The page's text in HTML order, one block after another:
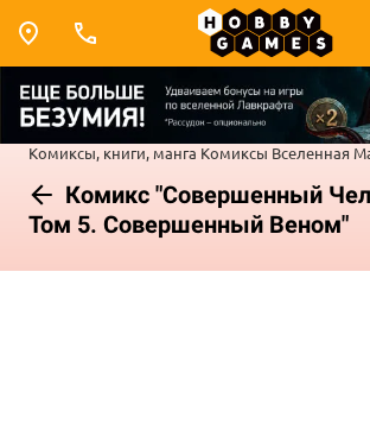
Комиксы, книги, манга Комиксы Вселенная
Комикс "Совершенный
Том 5. Совершенный Веном"